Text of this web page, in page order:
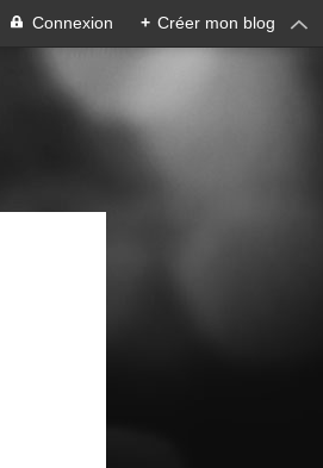
Connexion + Créer mon blog